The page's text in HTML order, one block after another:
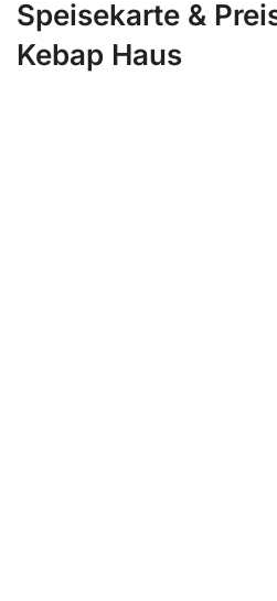
Speisekarte &
Kebap Haus